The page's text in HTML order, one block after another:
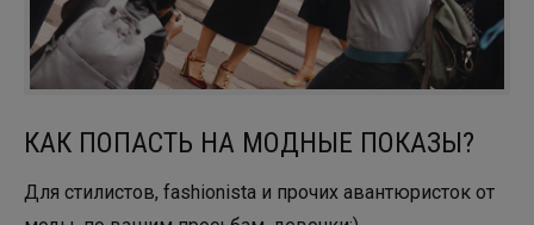
КАК ПОПАСТЬ НА МОДНЫЕ ПОКАЗЫ?
Для стилистов, fashionista и прочих авантюристок от